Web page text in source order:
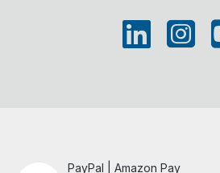
PayPal | Amazon Pay